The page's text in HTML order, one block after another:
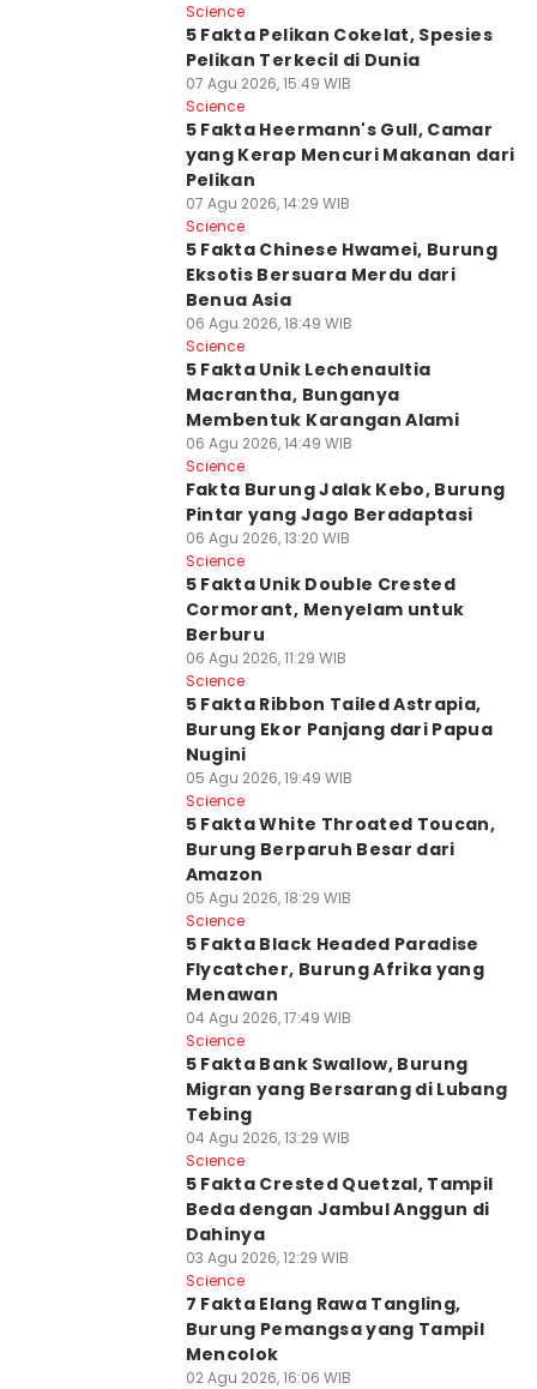
Science
5 Fakta Pelikan Cokelat, Spesies
Pelikan Terkecil di Dunia
07 Agu 2026, 15:49 WIB
Science
5 Fakta Heermann's Gull, Camar
yang Kerap Mencuri Makanan dari
Pelikan
07 Agu 2026, 14:29 WIB
Science
5 Fakta Chinese Hwamei, Burung
Eksotis Bersuara Merdu dari
Benua Asia
06 Agu 2026, 18:49 WIB
Science
5 Fakta Unik Lechenaultia
Macrantha, Bunganya
Membentuk Karangan Alami
06 Agu 2026, 14:49 WIB
Science
Fakta Burung Jalak Kebo, Burung
Pintar yang Jago Beradaptasi
06 Agu 2026, 13:20 WIB
Science
5 Fakta Unik Double Crested
Cormorant, Menyelam untuk
Berburu
06 Agu 2026, 11:29 WIB
Science
5 Fakta Ribbon Tailed Astrapia,
Burung Ekor Panjang dari Papua
Nugini
05 Agu 2026, 19:49 WIB
Science
5 Fakta White Throated Toucan,
Burung Berparuh Besar dari
Amazon
05 Agu 2026, 18:29 WIB
Science
5 Fakta Black Headed Paradise
Flycatcher, Burung Afrika yang
Menawan
04 Agu 2026, 17:49 WIB
Science
5 Fakta Bank Swallow, Burung
Migran yang Bersarang di Lubang
Tebing
04 Agu 2026, 13:29 WIB
Science
5 Fakta Crested Quetzal, Tampil
Beda dengan Jambul Anggun di
Dahinya
03 Agu 2026, 12:29 WIB
Science
7 Fakta Elang Rawa Tangling,
Burung Pemangsa yang Tampil
Mencolok
02 Agu 2026, 16:06 WIB